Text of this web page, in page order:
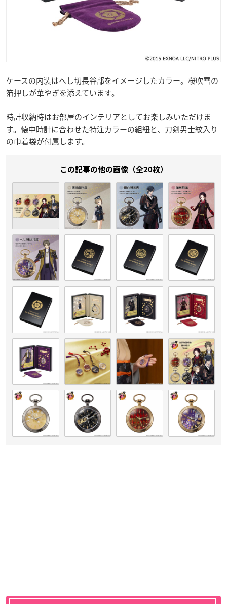
ケースの内装はへし切長谷部をイメージしたカラー。桜吹雪の
箔押しが華やぎを添えています。
時計収納時はお部屋のインテリアとしてお楽しみいただけま
す。懐中時計に合わせた特注カラーの組紐と、刀剣男士紋入り
の巾着袋が付属します。
この記事の他の画像（全20枚）